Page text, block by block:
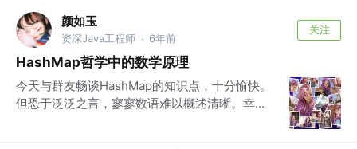
颜如玉
资深Java工程师 · 6年前
关注
HashMap哲学中的数学原理
今天与群友畅谈HashMap的知识点，十分愉快。
但恐于泛泛之言，寥寥数语难以概述清晰。幸...